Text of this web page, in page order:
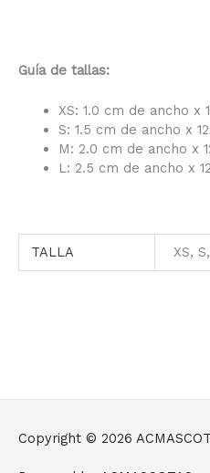
Guía de tallas:
XS: 1.0 cm de ancho x
S: 1.5 cm de ancho x
M: 2.0 cm de ancho x
L: 2.5 cm de ancho x
TALLA XS,
Copyright © 2026